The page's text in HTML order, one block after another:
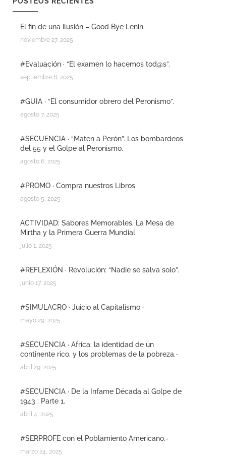
El fin de una ilusión – Good Bye Lenin.
noviembre 27, 2025
#Evaluación · “El examen lo hacemos tod@s”.
septiembre 8, 2025
#GUIA · “El consumidor obrero del Peronismo”.
agosto 7, 2025
#SECUENCIA · “Maten a Perón”. Los bombardeos
del 55 y el Golpe al Peronismo.
agosto 6, 2025
#PROMO · Compra nuestros Libros
agosto 5, 2025
ACTIVIDAD: Sabores Memorables, La Mesa de
Mirtha y la Primera Guerra Mundial
julio 1, 2025
#REFLEXIÓN · Revolución: “Nadie se salva solo”.
junio 17, 2025
#SIMULACRO · Juicio al Capitalismo.-
mayo 29, 2025
#SECUENCIA · Africa: la identidad de un
continente rico, y los problemas de la pobreza.-
abril 29, 2025
#SECUENCIA · De la Infame Década al Golpe de
1943 : Parte 1.
abril 4, 2025
#SERPROFE con el Poblamiento Americano.-
marzo 24, 2025